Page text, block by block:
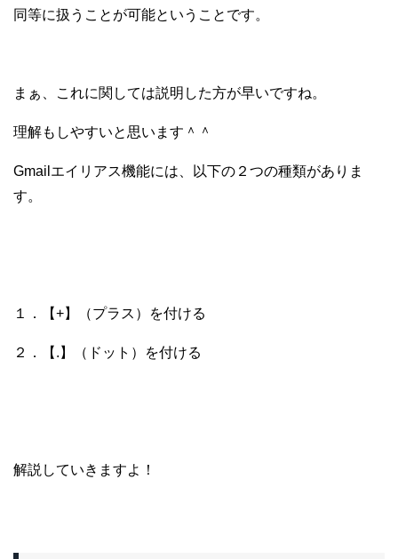
同等に扱うことが可能ということです。
まぁ、これに関しては説明した方が早いですね。
理解もしやすいと思います＾＾
Gmailエイリアス機能には、以下の２つの種類がありま
す。
１．【+】（プラス）を付ける
２．【.】（ドット）を付ける
解説していきますよ！